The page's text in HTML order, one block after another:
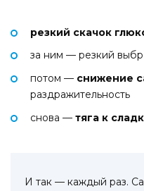
резкий скачок
за ним — резкий
потом — снижение
раздражительность
снова — тяга к
И так — каждый раз.